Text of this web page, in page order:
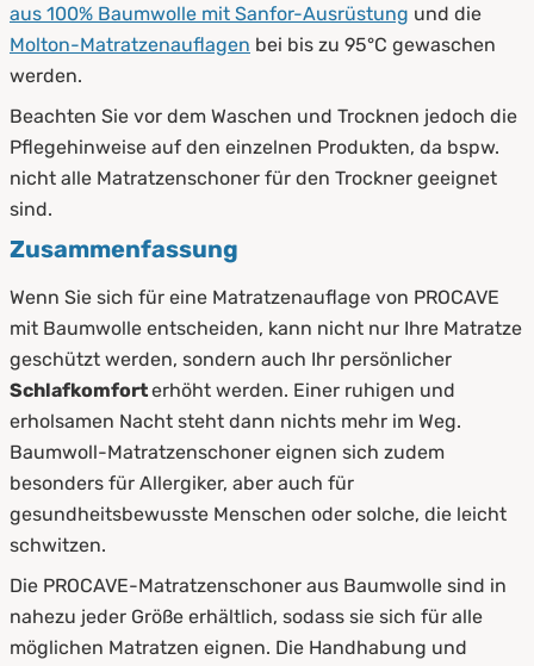
aus 100% Baumwolle mit Sanfor-Ausrüstung und die
Molton-Matratzenauflagen bei bis zu 95°C gewaschen
werden.
Beachten Sie vor dem Waschen und Trocknen jedoch die
Pflegehinweise auf den einzelnen Produkten, da bspw.
nicht alle Matratzenschoner für den Trockner geeignet
sind.
Zusammenfassung
Wenn Sie sich für eine Matratzenauflage von PROCAVE
mit Baumwolle entscheiden, kann nicht nur Ihre Matratze
geschützt werden, sondern auch Ihr persönlicher
Schlafkomforterhöht werden. Einer ruhigen und
erholsamen Nacht steht dann nichts mehr im Weg.
Baumwoll-Matratzenschoner eignen sich zudem
besonders für Allergiker, aber auch für
gesundheitsbewusste Menschen oder solche, die leicht
schwitzen.
Die PROCAVE-Matratzenschoner aus Baumwolle sind in
nahezu jeder Größe erhältlich, sodass sie sich für alle
möglichen Matratzen eignen. Die Handhabung und